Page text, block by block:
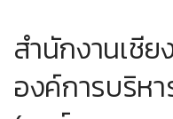
สำนักงานเชีย
องค์การบริห